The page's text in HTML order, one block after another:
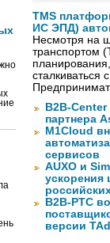
TMS
ИС ЭПД)
Несмотря на
транспортом
сталкиваться
B2B-
партнера
M1Cloud
сервисов
AUXO и
B2B-РТС
версии